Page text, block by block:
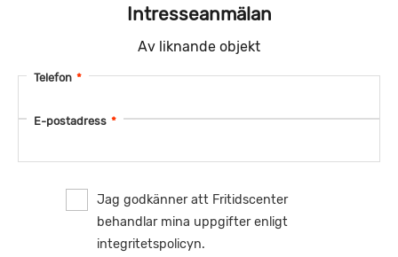
Intresseanmälan
Av liknande objekt
Telefon *
E-postadress *
Jag godkänner att Fritidscenter
behandlar mina uppgifter enligt
integritetspolicyn.